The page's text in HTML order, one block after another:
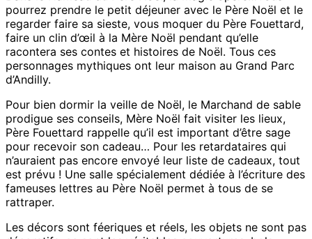
pourrez prendre le petit déjeuner avec le Père Noël et le
regarder faire sa sieste, vous moquer du Père Fouettard,
faire un clin d’œil à la Mère Noël pendant qu’elle
racontera ses contes et histoires de Noël. Tous ces
personnages mythiques ont leur maison au Grand Parc
d’Andilly.
Pour bien dormir la veille de Noël, le Marchand de sable
prodigue ses conseils, Mère Noël fait visiter les lieux,
Père Fouettard rappelle qu’il est important d’être sage
pour recevoir son cadeau… Pour les retardataires qui
n’auraient pas encore envoyé leur liste de cadeaux, tout
est prévu ! Une salle spécialement dédiée à l’écriture des
fameuses lettres au Père Noël permet à tous de se
rattraper.
Les décors sont féeriques et réels, les objets ne sont pas